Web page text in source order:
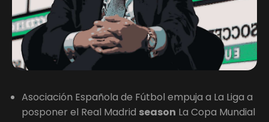
Asociación Española de Fútbol empuja a La Liga a
posponer el Real Madrid season La Copa Mundial